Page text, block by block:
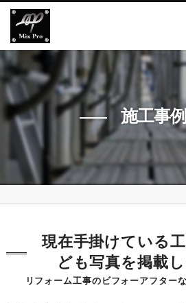
施工事例
現在手掛けている
ども写真を掲載
リフォーム工事のビフォーアフター